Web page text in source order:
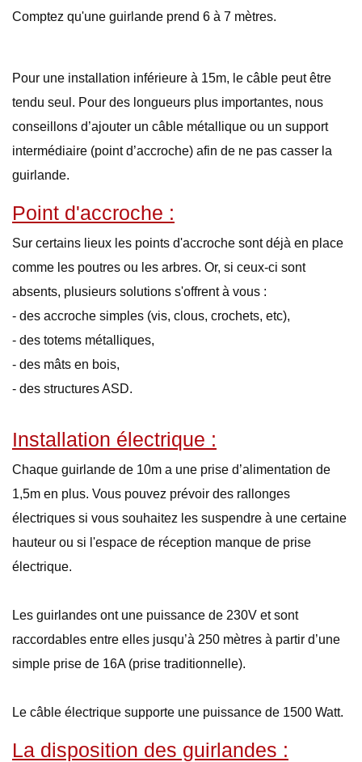
Comptez qu'une guirlande prend 6 à 7 mètres.
Pour une installation inférieure à 15m, le câble peut être
tendu seul. Pour des longueurs plus importantes, nous
conseillons d’ajouter un câble métallique ou un support
intermédiaire (point d’accroche) afin de ne pas casser la
guirlande.
Point d'accroche :
Sur certains lieux les points d'accroche sont déjà en place
comme les poutres ou les arbres. Or, si ceux-ci sont
absents, plusieurs solutions s'offrent à vous :
- des accroche simples (vis, clous, crochets, etc),
- des totems métalliques,
- des mâts en bois,
- des structures ASD.
Installation électrique :
Chaque guirlande de 10m a une prise d’alimentation de
1,5m en plus. Vous pouvez prévoir des rallonges
électriques si vous souhaitez les suspendre à une certaine
hauteur ou si l'espace de réception manque de prise
électrique.
Les guirlandes ont une puissance de 230V et sont
raccordables entre elles jusqu’à 250 mètres à partir d’une
simple prise de 16A (prise traditionnelle).
Le câble électrique supporte une puissance de 1500 Watt.
La disposition des guirlandes :